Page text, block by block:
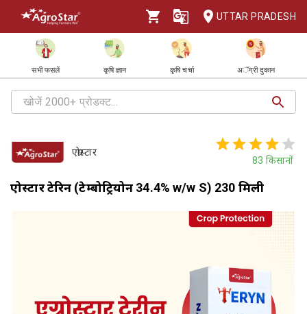
UTTAR PRADESH
सभी फसलें कृषि ज्ञान कृषि चर्चा अॅग्री दुकान
एग्रोस्टार
83 किसानों
एग्रोस्टार टेरिन (टेम्बोट्रियोन 34.4% w/w S) 230 मिली